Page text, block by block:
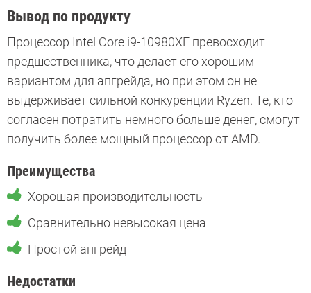
Вывод по продукту
Процессор Intel Core i9-10980XE превосходит
предшественника, что делает его хорошим
вариантом для апгрейда, но при этом он не
выдерживает сильной конкуренции Ryzen. Те, кто
согласен потратить немного больше денег, смогут
получить более мощный процессор от AMD.
Преимущества
Хорошая производительность
Сравнительно невысокая цена
Простой апгрейд
Недостатки